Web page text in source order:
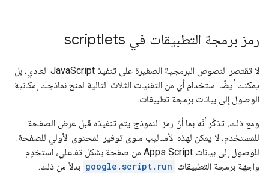
رمز برمجة التطبيقات في scriptlets
لا تقتصر النصوص البرمجية الصغيرة على تنفيذ JavaScript العادي، بل
يمكنك أيضًا استخدام أي من التقنيات الثلاث التالية لمنح نماذجك إمكانية
الوصول إلى بيانات برمجة تطبيقات.
ومع ذلك، تذكَّر أنّه بما أنّ رمز النموذج يتم تنفيذه قبل عرض الصفحة
للمستخدم، لا يمكن لهذه الأساليب سوى توفير المحتوى الأولي للصفحة.
للوصول إلى بيانات Apps Script من صفحة بشكل تفاعلي، استخدِم
واجهة برمجة التطبيقات google.script.run بدلاً من ذلك.